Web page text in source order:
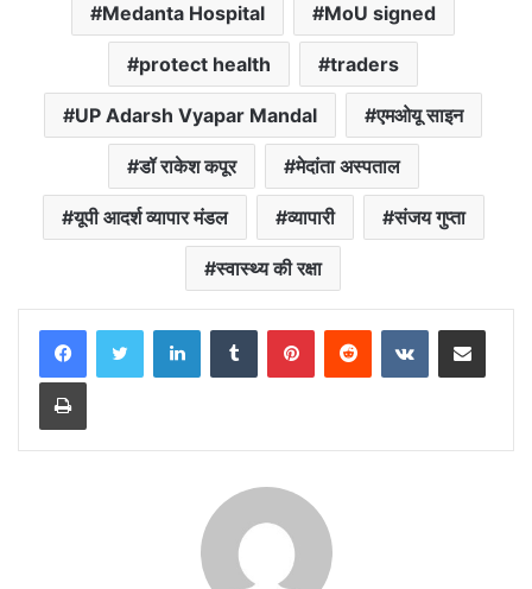
o
k
t
p
p
t
t
e
r
e
g
r
a
m
i
l
y
L
i
n
k
e
Medanta Hospital MoU signed
protect health traders
UP Adarsh ​​Vyapar Mandal एमओयू साइन
डॉ राकेश कपूर मेदांता अस्पताल
यूपी आदर्श व्यापार मंडल व्यापारी संजय गुप्ता
स्वास्थ्य की रक्षा
LinkedInTumblr PinterestReddit VKontakteShare via Email
Print